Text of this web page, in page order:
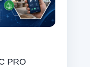
PRO